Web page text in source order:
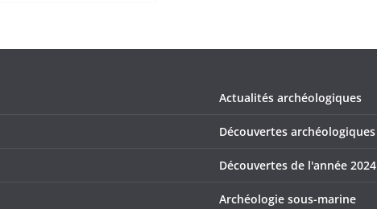
Actualités archéologiques
Découvertes archéologiques
Découvertes de l'année 2024
Archéologie sous-marine